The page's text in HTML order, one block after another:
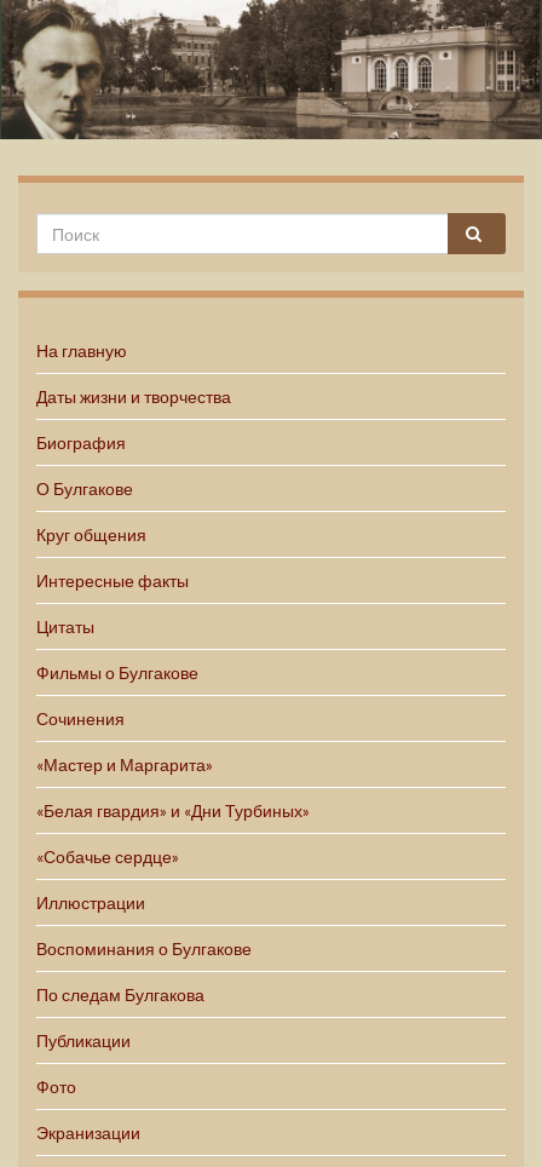
На главную
Даты жизни и творчества
Биография
О Булгакове
Круг общения
Интересные факты
Цитаты
Фильмы о Булгакове
Сочинения
«Мастер и Маргарита»
«Белая гвардия» и «Дни Турбиных»
«Собачье сердце»
Иллюстрации
Воспоминания о Булгакове
По следам Булгакова
Публикации
Фото
Экранизации